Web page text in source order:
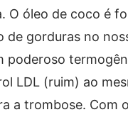
O óleo de coco é
de gorduras no
poderoso
LDL (ruim) ao
a trombose. Com